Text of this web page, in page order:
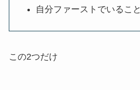
自分ファーストでいること
この2つだけ